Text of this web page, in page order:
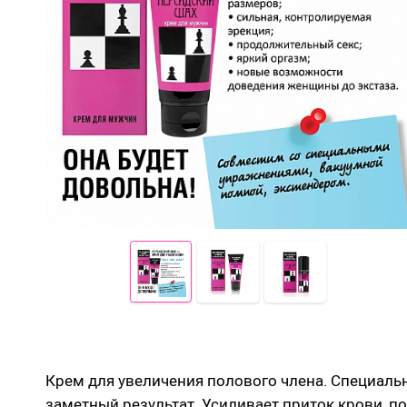
Вибраторы для пар
На палец
Массажеры для тела
Вибраторы с подогревом
Вибраторы с приложением
Реалистичные фаллосы
Двойные фаллосы
Яйца, мини-
Вибро-
Секс-куклы
Хай-тек
Гидропомпы
Крем для увеличения полового члена.